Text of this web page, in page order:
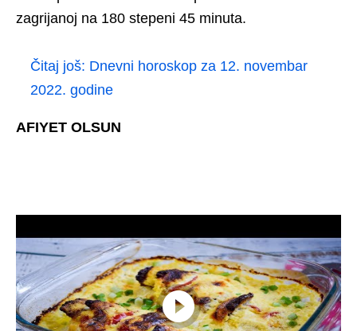
zagrijanoj na 180 stepeni 45 minuta.
Čitaj još: Dnevni horoskop za 12. novembar
2022. godine
AFIYET OLSUN